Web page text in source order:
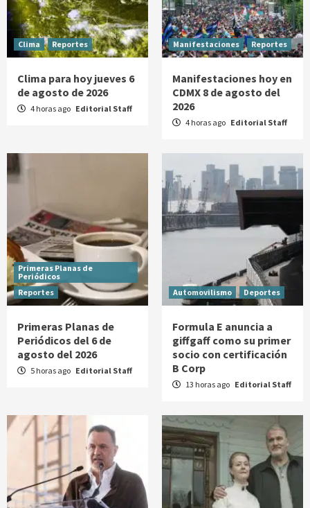
Clima Reportes
Clima para hoy jueves 6
de agosto de 2026
4 horas ago Editorial Staff
Manifestaciones Reportes
Manifestaciones hoy en
CDMX 8 de agosto del
2026
4 horas ago Editorial Staff
Primeras Planas de
Periódicos
Reportes
Primeras Planas de
Periódicos del 6 de
agosto del 2026
5 horas ago Editorial Staff
Automovilismo Deportes
Formula E anuncia a
giffgaff como su primer
socio con certificación
B Corp
13 horas ago Editorial Staff